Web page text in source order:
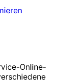
Online-